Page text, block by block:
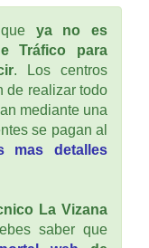
ya no es
Tráfico para
. Los centros
de realizar todo
mediante una
se pagan al
mas detalles
La Vizana
saber que